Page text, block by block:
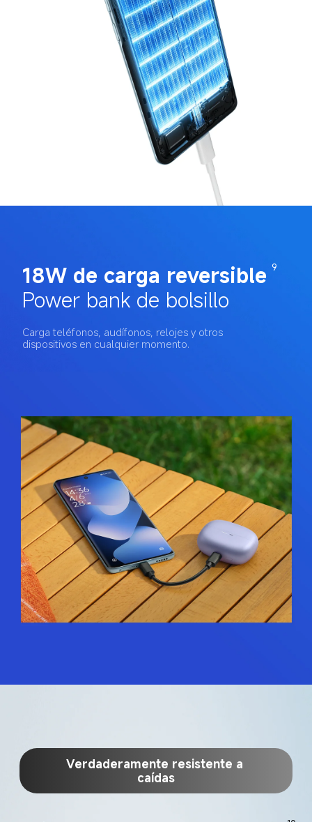
18W de carga reversible 9
Power bank de bolsillo
Carga teléfonos, audífonos, relojes y otros
dispositivos en cualquier momento.
Verdaderamente resistente a
caídas